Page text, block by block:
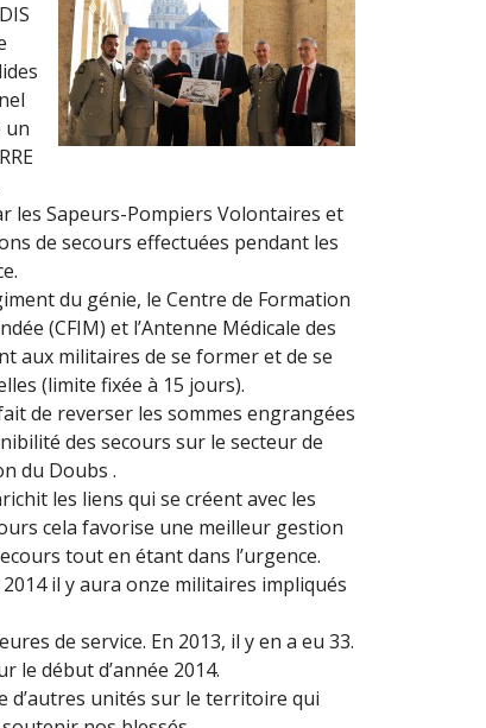
un
les Sapeurs-Pompiers Volontaires et
de secours effectuées pendant les
du génie, le Centre de Formation
(CFIM) et l’Antenne Médicale des
aux militaires de se former et de se
(limite fixée à 15 jours).
de reverser les sommes engrangées
des secours sur le secteur de
du Doubs .
les liens qui se créent avec les
cela favorise une meilleur gestion
tout en étant dans l’urgence.
il y aura onze militaires impliqués
de service. En 2013, il y en a eu 33.
le début d’année 2014.
d’autres unités sur le territoire qui